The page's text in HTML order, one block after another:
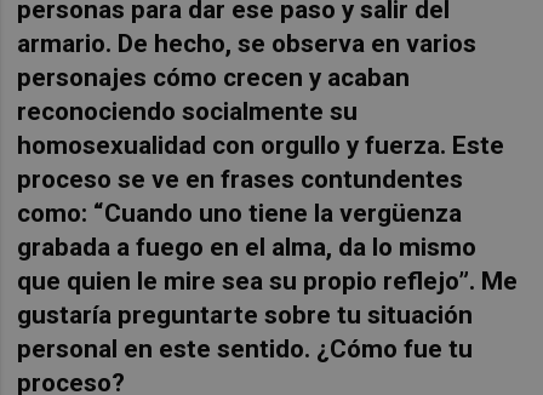
personas para dar ese paso y salir del
armario. De hecho, se observa en varios
personajes cómo crecen y acaban
reconociendo socialmente su
homosexualidad con orgullo y fuerza. Este
proceso se ve en frases contundentes
como: “Cuando uno tiene la vergüenza
grabada a fuego en el alma, da lo mismo
que quien le mire sea su propio reflejo”. Me
gustaría preguntarte sobre tu situación
personal en este sentido. ¿Cómo fue tu
proceso?